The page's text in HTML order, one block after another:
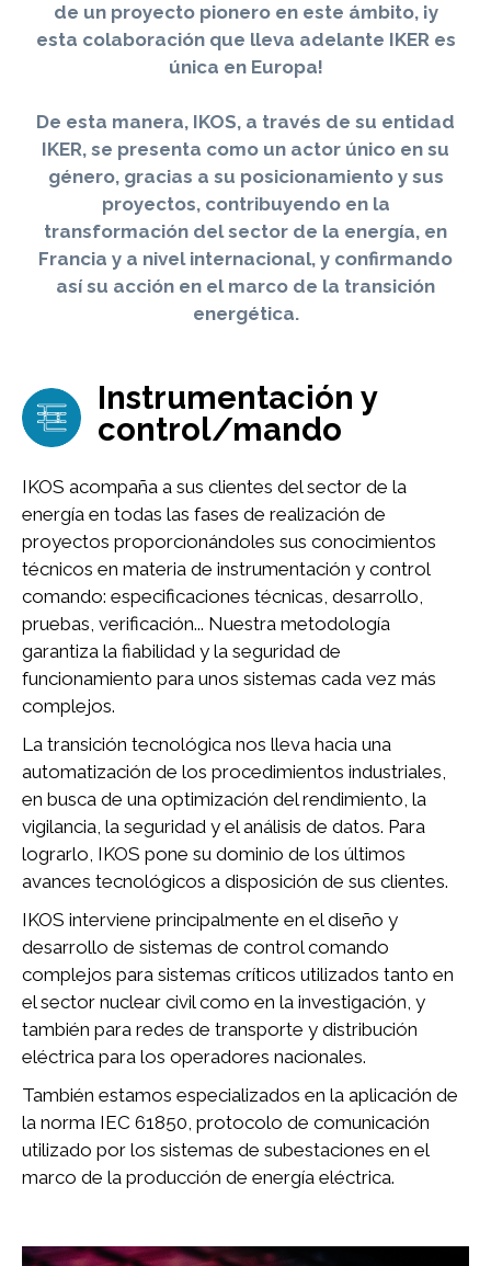
de un proyecto pionero en este ámbito, ¡y
esta colaboración que lleva adelante IKER es
única en Europa!
De esta manera, IKOS, a través de su entidad
IKER, se presenta como un actor único en su
género, gracias a su posicionamiento y sus
proyectos, contribuyendo en la
transformación del sector de la energía, en
Francia y a nivel internacional, y confirmando
así su acción en el marco de la transición
energética.
Imagen
Instrumentación y
control/mando
IKOS acompaña a sus clientes del sector de la
energía en todas las fases de realización de
proyectos proporcionándoles sus conocimientos
técnicos en materia de instrumentación y control
comando: especificaciones técnicas, desarrollo,
pruebas, verificación... Nuestra metodología
garantiza la fiabilidad y la seguridad de
funcionamiento para unos sistemas cada vez más
complejos.
La transición tecnológica nos lleva hacia una
automatización de los procedimientos industriales,
en busca de una optimización del rendimiento, la
vigilancia, la seguridad y el análisis de datos. Para
lograrlo, IKOS pone su dominio de los últimos
avances tecnológicos a disposición de sus clientes.
IKOS interviene principalmente en el diseño y
desarrollo de sistemas de control comando
complejos para sistemas críticos utilizados tanto en
el sector nuclear civil como en la investigación, y
también para redes de transporte y distribución
eléctrica para los operadores nacionales.
También estamos especializados en la aplicación de
la norma IEC 61850, protocolo de comunicación
utilizado por los sistemas de subestaciones en el
marco de la producción de energía eléctrica.